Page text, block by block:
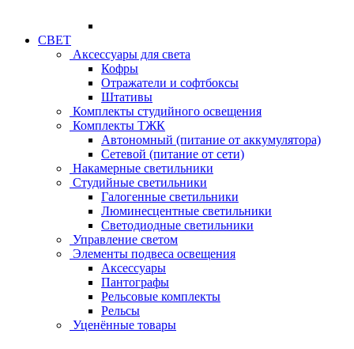
СВЕТ
Аксессуары для света
Кофры
Отражатели и софтбоксы
Штативы
Комплекты студийного освещения
Комплекты ТЖК
Автономный (питание от аккумулятора)
Сетевой (питание от сети)
Накамерные светильники
Студийные светильники
Галогенные светильники
Люминесцентные светильники
Светодиодные светильники
Управление светом
Элементы подвеса освещения
Аксессуары
Пантографы
Рельсовые комплекты
Рельсы
Уценённые товары